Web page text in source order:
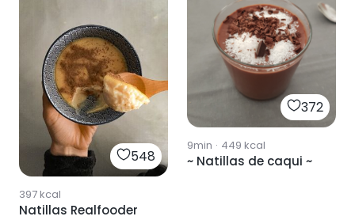
548
397kcal
Natillas Realfooder
372
9min · 449 kcal
~ Natillas de caqui ~